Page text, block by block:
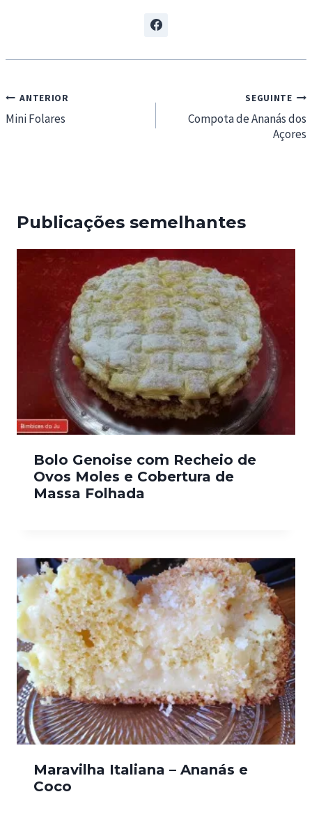
Navegação
de
ANTERIOR
Mini Folares
SEGUINTE
Compota de Ananás dos
Açores
Publicações semelhantes
Bolo Genoise com Recheio de
Ovos Moles e Cobertura de
Massa Folhada
Maravilha Italiana – Ananás e
Coco